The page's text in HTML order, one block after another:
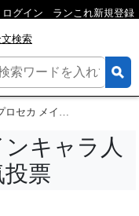
ログイン ランこれ新規登録
検索
インキャラ人気ランキング
キャラ人
票